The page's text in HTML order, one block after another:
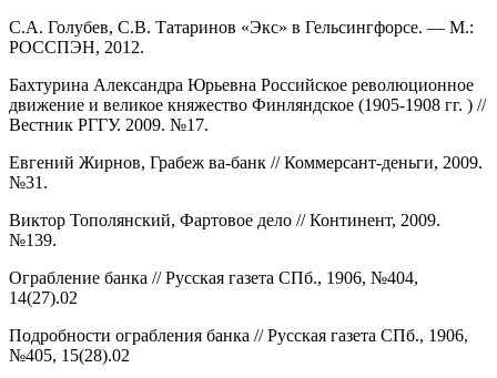
С.А. Голубев, С.В. Татаринов «Экс» в Гельсингфорсе. — М.:
РОССПЭН, 2012.
Бахтурина Александра Юрьевна Российское революционное
движение и великое княжество Финляндское (1905-1908 гг. ) //
Вестник РГГУ. 2009. №17.
Евгений Жирнов, Грабеж ва-банк // Коммерсант-деньги, 2009.
№31.
Виктор Тополянский, Фартовое дело // Континент, 2009.
№139.
Ограбление банка // Русская газета СПб., 1906, №404,
14(27).02
Подробности ограбления банка // Русская газета СПб., 1906,
№405, 15(28).02